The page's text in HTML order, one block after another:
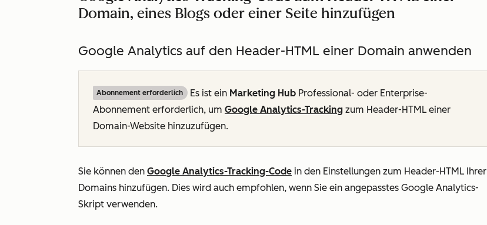
Domain, eines Blogs oder einer Seite hinzufügen
Google Analytics auf den Header-HTML einer Domain anwenden
Abonnement erforderlich Es ist ein Marketing Hub Professional- oder Enterprise-
Abonnement erforderlich, um Google Analytics-Tracking zum Header-HTML einer
Domain-Website hinzuzufügen.
Sie können den Google Analytics-Tracking-Code in den Einstellungen zum Header-HTML Ihrer
Domains hinzufügen. Dies wird auch empfohlen, wenn Sie ein angepasstes Google Analytics-
Skript verwenden.